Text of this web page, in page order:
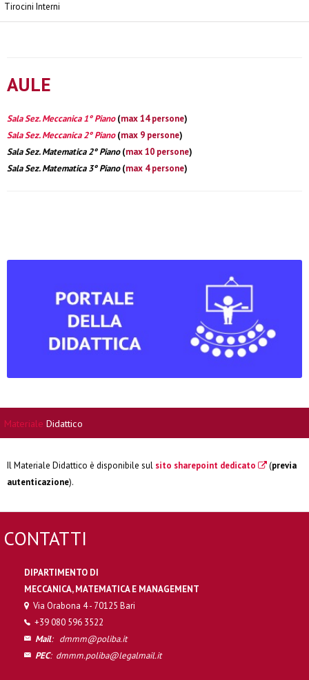
Tirocini Interni
AULE
Sala Sez. Meccanica 1° Piano(max 14 persone)
Sala Sez. Meccanica 2° Piano(max 9 persone)
Sala Sez. Matematica 2° Piano(max 10 persone)
Sala Sez. Matematica 3° Piano(max 4 persone)
Materiale Didattico
Il Materiale Didattico è disponibile sul sito sharepoint dedicato (previa
autenticazione).
CONTATTI
DIPARTIMENTO DI
MECCANICA, MATEMATICA E MANAGEMENT
Via Orabona 4 - 70125 Bari
+39 080 596 3522
Mail: dmmm@poliba.it
PEC: dmmm.poliba@legalmail.it